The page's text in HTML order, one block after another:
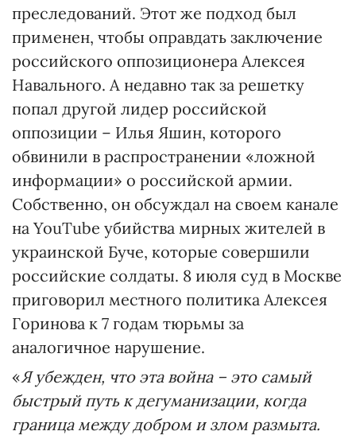
преследований. Этот же подход был
применен, чтобы оправдать заключение
российского оппозиционера Алексея
Навального. А недавно так за решетку
попал другой лидер российской
оппозиции – Илья Яшин, которого
обвинили в распространении «ложной
информации» о российской армии.
Собственно, он обсуждал на своем канале
на YouTube убийства мирных жителей в
украинской Буче, которые совершили
российские солдаты. 8 июля суд в Москве
приговорил местного политика Алексея
Горинова к 7 годам тюрьмы за
аналогичное нарушение.
«Я убежден, что эта война – это самый
быстрый путь к дегуманизации, когда
граница между добром и злом размыта.